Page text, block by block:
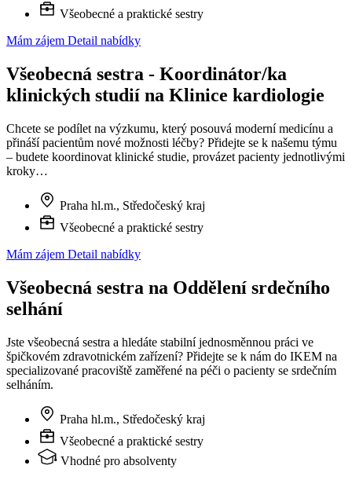
Všeobecné a praktické sestry
Mám zájem Detail nabídky
Všeobecná sestra - Koordinátor/ka
klinických studií na Klinice kardiologie
Chcete se podílet na výzkumu, který posouvá moderní medicínu a
přináší pacientům nové možnosti léčby? Přidejte se k našemu týmu
– budete koordinovat klinické studie, provázet pacienty jednotlivými
kroky…
Praha hl.m., Středočeský kraj
Všeobecné a praktické sestry
Mám zájem Detail nabídky
Všeobecná sestra na Oddělení srdečního
selhání
Jste všeobecná sestra a hledáte stabilní jednosměnnou práci ve
špičkovém zdravotnickém zařízení? Přidejte se k nám do IKEM na
specializované pracoviště zaměřené na péči o pacienty se srdečním
selháním.
Praha hl.m., Středočeský kraj
Všeobecné a praktické sestry
Vhodné pro absolventy